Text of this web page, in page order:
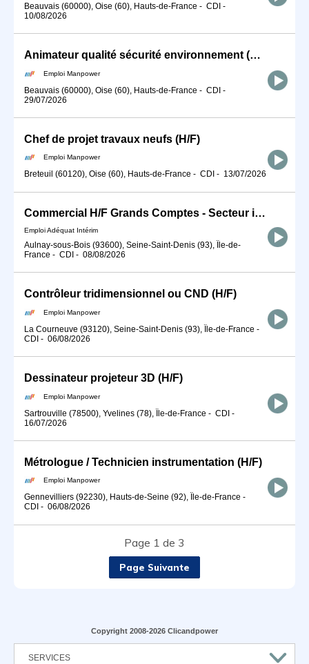
Beauvais (60000), Oise (60), Hauts-de-France - CDI -
10/08/2026
Animateur qualité sécurité environnement (H/F)
Emploi Manpower
Beauvais (60000), Oise (60), Hauts-de-France - CDI -
29/07/2026
Chef de projet travaux neufs (H/F)
Emploi Manpower
Breteuil (60120), Oise (60), Hauts-de-France - CDI - 13/07/2026
Commercial H/F Grands Comptes - Secteur industrie
Emploi Adéquat Intérim
Aulnay-sous-Bois (93600), Seine-Saint-Denis (93), Île-de-
France - CDI - 08/08/2026
Contrôleur tridimensionnel ou CND (H/F)
Emploi Manpower
La Courneuve (93120), Seine-Saint-Denis (93), Île-de-France -
CDI - 06/08/2026
Dessinateur projeteur 3D (H/F)
Emploi Manpower
Sartrouville (78500), Yvelines (78), Île-de-France - CDI -
16/07/2026
Métrologue / Technicien instrumentation (H/F)
Emploi Manpower
Gennevilliers (92230), Hauts-de-Seine (92), Île-de-France -
CDI - 06/08/2026
Page 1 de 3
Page Suivante
Copyright 2008-2026 Clicandpower
SERVICES